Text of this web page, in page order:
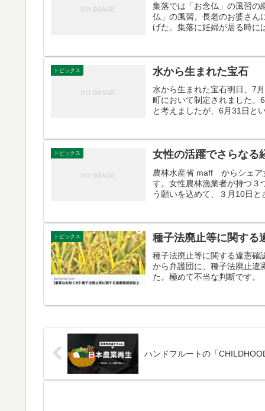
集落では「お念仏」の風習の
仏」の風習。長老のお婆さん
げた。集落に妊婦が居る時に
トピックス 水から生まれた宝石
水から生まれた宝石明日、7
町において制定されました。
と考えましたが、6月31日と
トピックス 女性の活躍でさらなる
農林水産省 maff からシェア
す。女性農林漁業者が持つ３
う願いを込めて、３月10日と
トピックス 種子法廃止等に関す
種子法廃止等に関する違憲
から弁護団に、種子法廃止違
た。極めて不当な判断です。
ハンドフルートの「